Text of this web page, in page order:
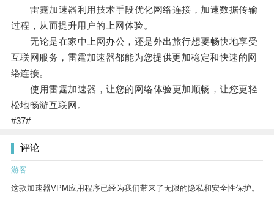
雷霆加速器利用技术手段优化网络连接，加速数据传输
过程，从而提升用户的上网体验。
无论是在家中上网办公，还是外出旅行想要畅快地享受
互联网服务，雷霆加速器都能为您提供更加稳定和快速的网
络连接。
使用雷霆加速器，让您的网络体验更加顺畅，让您更轻
松地畅游互联网。
#37#
评论
游客
这款加速器VPM应用程序已经为我们带来了无限的隐私和安全性保护。